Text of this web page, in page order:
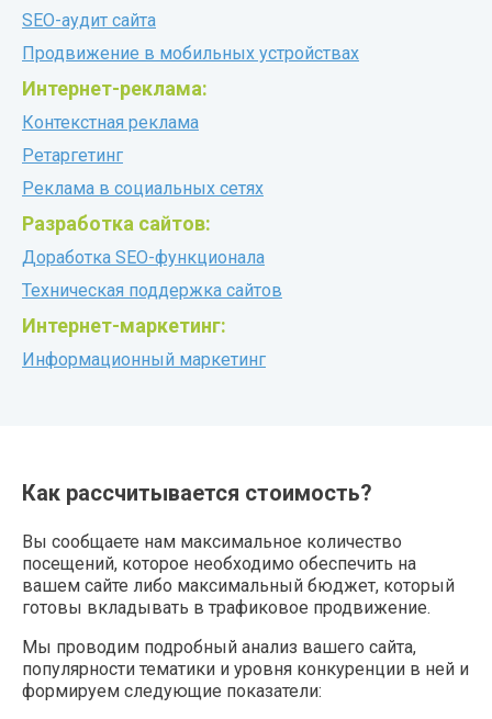
SEO-аудит сайта
Продвижение в мобильных устройствах
Интернет-реклама:
Контекстная реклама
Ретаргетинг
Реклама в социальных сетях
Разработка сайтов:
Доработка SEO-функционала
Техническая поддержка сайтов
Интернет-маркетинг:
Информационный маркетинг
Как рассчитывается стоимость?
Вы сообщаете нам максимальное количество
посещений, которое необходимо обеспечить на
вашем сайте либо максимальный бюджет, который
готовы вкладывать в трафиковое продвижение.
Мы проводим подробный анализ вашего сайта,
популярности тематики и уровня конкуренции в ней и
формируем следующие показатели: